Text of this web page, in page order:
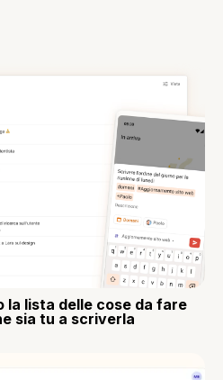
la lista delle cose da fare
sia tu a scriverla